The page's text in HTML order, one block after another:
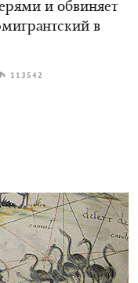
и обвиняет
в
113542